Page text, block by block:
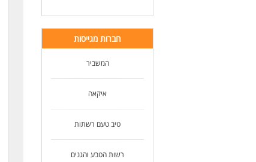
חברות מגייסות
המשביר
איקאה
טיב טעם רשתות
רשות הטבע והגנים